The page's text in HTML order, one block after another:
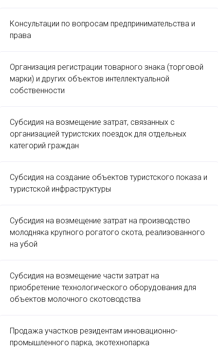
Консультации по вопросам предпринимательства и
права
Организация регистрации товарного знака (торговой
марки) и других объектов интеллектуальной
собственности
Субсидия на возмещение затрат, связанных с
организацией туристских поездок для отдельных
категорий граждан
Субсидия на создание объектов туристского показа и
туристской инфраструктуры
Субсидия на возмещение затрат на производство
молодняка крупного рогатого скота, реализованного
на убой
Субсидия на возмещение части затрат на
приобретение технологического оборудования для
объектов молочного скотоводства
Продажа участков резидентам инновационно-
промышленного парка, экотехнопарка